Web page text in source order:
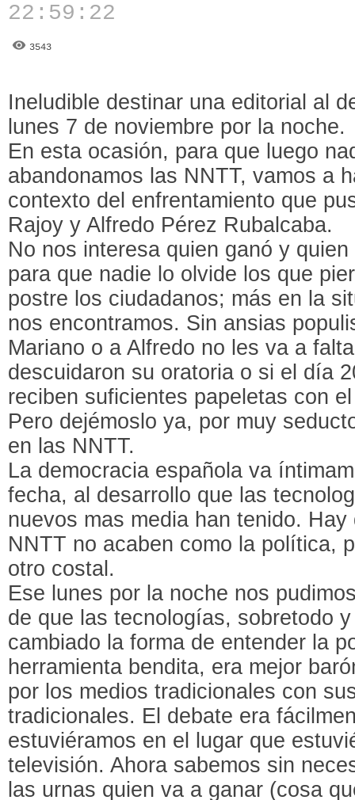
22:59:22
3543
Ineludible destinar una editorial al
lunes 7 de noviembre por la noche.
En esta ocasión, para que luego
abandonamos las NNTT, vamos a
contexto del enfrentamiento que
Rajoy y Alfredo Pérez Rubalcaba.
No nos interesa quien ganó y
para que nadie lo olvide los que
postre los ciudadanos; más en la
nos encontramos. Sin ansias
Mariano o a Alfredo no les va a
descuidaron su oratoria o si el día
reciben suficientes papeletas con
Pero dejémoslo ya, por muy
en las NNTT.
La democracia española va
fecha, al desarrollo que las
nuevos mas media han tenido.
NNTT no acaben como la política,
otro costal.
Ese lunes por la noche nos
de que las tecnologías, sobretodo
cambiado la forma de entender la
herramienta bendita, era mejor
por los medios tradicionales con
tradicionales. El debate era
estuviéramos en el lugar que
televisión. Ahora sabemos sin
las urnas quien va a ganar (cosa